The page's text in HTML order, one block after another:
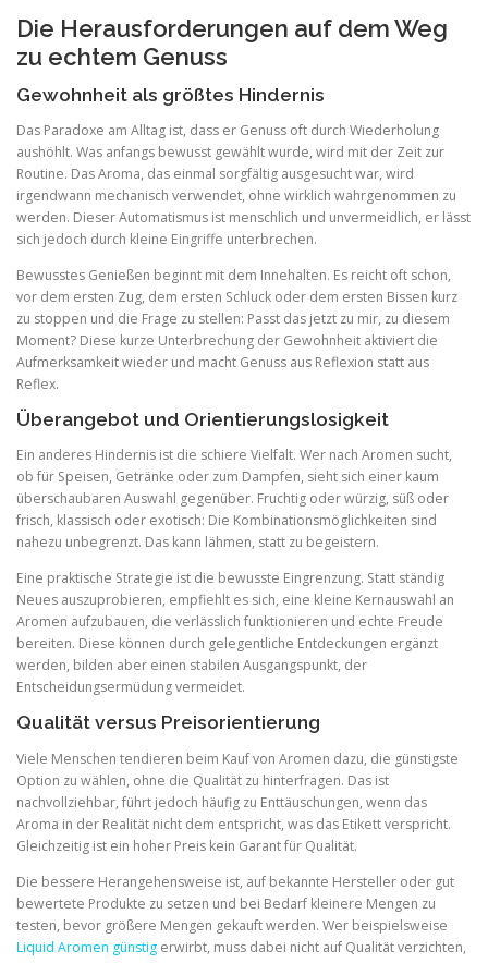
Die Herausforderungen auf dem Weg
zu echtem Genuss
Gewohnheit als größtes Hindernis
Das Paradoxe am Alltag ist, dass er Genuss oft durch Wiederholung
aushöhlt. Was anfangs bewusst gewählt wurde, wird mit der Zeit zur
Routine. Das Aroma, das einmal sorgfältig ausgesucht war, wird
irgendwann mechanisch verwendet, ohne wirklich wahrgenommen zu
werden. Dieser Automatismus ist menschlich und unvermeidlich, er lässt
sich jedoch durch kleine Eingriffe unterbrechen.
Bewusstes Genießen beginnt mit dem Innehalten. Es reicht oft schon,
vor dem ersten Zug, dem ersten Schluck oder dem ersten Bissen kurz
zu stoppen und die Frage zu stellen: Passt das jetzt zu mir, zu diesem
Moment? Diese kurze Unterbrechung der Gewohnheit aktiviert die
Aufmerksamkeit wieder und macht Genuss aus Reflexion statt aus
Reflex.
Überangebot und Orientierungslosigkeit
Ein anderes Hindernis ist die schiere Vielfalt. Wer nach Aromen sucht,
ob für Speisen, Getränke oder zum Dampfen, sieht sich einer kaum
überschaubaren Auswahl gegenüber. Fruchtig oder würzig, süß oder
frisch, klassisch oder exotisch: Die Kombinationsmöglichkeiten sind
nahezu unbegrenzt. Das kann lähmen, statt zu begeistern.
Eine praktische Strategie ist die bewusste Eingrenzung. Statt ständig
Neues auszuprobieren, empfiehlt es sich, eine kleine Kernauswahl an
Aromen aufzubauen, die verlässlich funktionieren und echte Freude
bereiten. Diese können durch gelegentliche Entdeckungen ergänzt
werden, bilden aber einen stabilen Ausgangspunkt, der
Entscheidungsermüdung vermeidet.
Qualität versus Preisorientierung
Viele Menschen tendieren beim Kauf von Aromen dazu, die günstigste
Option zu wählen, ohne die Qualität zu hinterfragen. Das ist
nachvollziehbar, führt jedoch häufig zu Enttäuschungen, wenn das
Aroma in der Realität nicht dem entspricht, was das Etikett verspricht.
Gleichzeitig ist ein hoher Preis kein Garant für Qualität.
Die bessere Herangehensweise ist, auf bekannte Hersteller oder gut
bewertete Produkte zu setzen und bei Bedarf kleinere Mengen zu
testen, bevor größere Mengen gekauft werden. Wer beispielsweise
Liquid Aromen günstig erwirbt, muss dabei nicht auf Qualität verzichten,